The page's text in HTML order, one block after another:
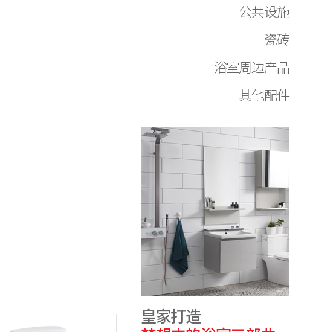
公共设施
瓷砖
浴室周边产品
其他配件
皇家打造